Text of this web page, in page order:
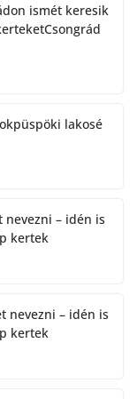
ismét keresik
lakosé
nevezni – idén is
kertek
nevezni – idén is
kertek